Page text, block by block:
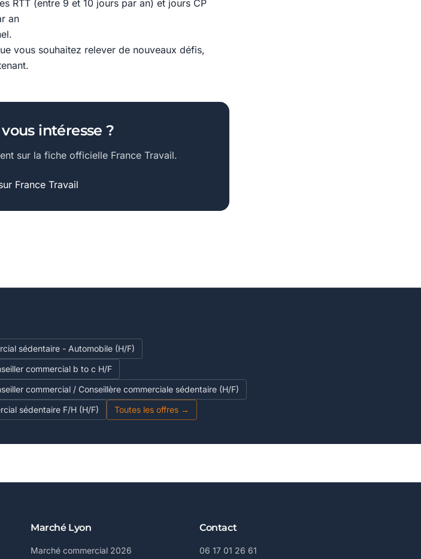
RTT (entre 9 et 10 jours par an) et jours CP
an
vous souhaitez relever de nouveaux défis,
intéresse ?
sur la fiche officielle France Travail.
France Travail
sédentaire - Automobile (H/F)
commercial b to c H/F
commercial / Conseillère commerciale sédentaire (H/F)
sédentaire F/H (H/F) Toutes les offres →
Marché Lyon
Marché commercial 2026
Contact
06 17 01 26 61